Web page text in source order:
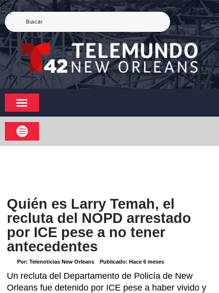
Quién es Larry Temah, el
recluta del NOPD arrestado
por ICE pese a no tener
antecedentes
Por: Telenoticias New Orleans Publicado: Hace 6 meses
Un recluta del Departamento de Policía de New
Orleans fue detenido por ICE pese a haber vivido y